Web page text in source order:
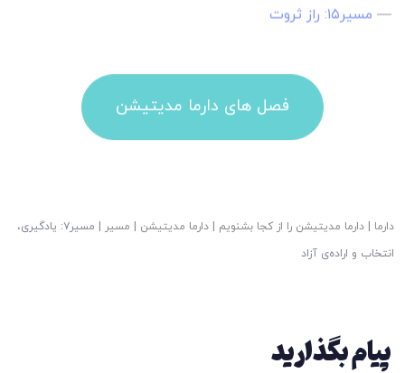
— مسیر۱۵: راز ثروت
فصل های دارما مدیتیشن
دارما دارما مدیتیشن را از کجا بشنویم دارما مدیتیشن مسیر
مسیر۷: یادگیری،
انتخاب و اراده‌ی آزاد
پیام بگذارید